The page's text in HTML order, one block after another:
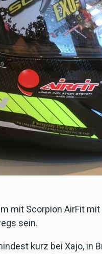
mit Scorpion AirFit
sein.
kurz bei Xajo, in